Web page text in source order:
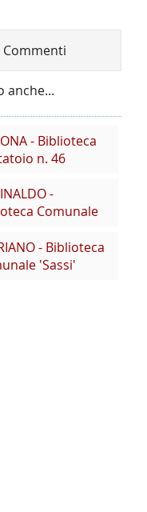
Commenti
anche...
- Biblioteca
n. 46
-
Comunale
- Biblioteca
'Sassi'